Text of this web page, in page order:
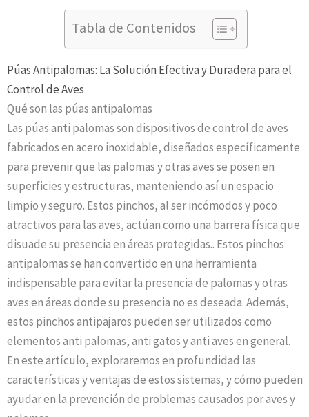
Tabla de Contenidos
Púas Antipalomas: La Solución Efectiva y Duradera para el
Control de Aves
Qué son las púas antipalomas
Las púas anti palomas son dispositivos de control de aves
fabricados en acero inoxidable, diseñados específicamente
para prevenir que las palomas y otras aves se posen en
superficies y estructuras, manteniendo así un espacio
limpio y seguro. Estos pinchos, al ser incómodos y poco
atractivos para las aves, actúan como una barrera física que
disuade su presencia en áreas protegidas.. Estos pinchos
antipalomas se han convertido en una herramienta
indispensable para evitar la presencia de palomas y otras
aves en áreas donde su presencia no es deseada. Además,
estos pinchos antipajaros pueden ser utilizados como
elementos anti palomas, anti gatos y anti aves en general.
En este artículo, exploraremos en profundidad las
características y ventajas de estos sistemas, y cómo pueden
ayudar en la prevención de problemas causados por aves y